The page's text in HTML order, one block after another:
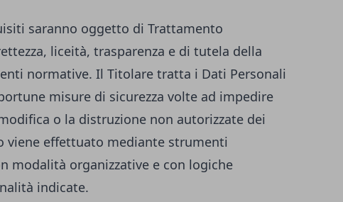
saranno oggetto di Trattamento
liceità, trasparenza e di tutela della
normative. Il Titolare tratta i Dati Personali
misure di sicurezza volte ad impedire
o la distruzione non autorizzate dei
viene effettuato mediante strumenti
modalità organizzative e con logiche
indicate.